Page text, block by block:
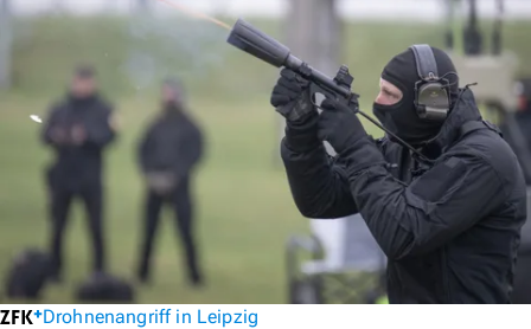
Drohnenangriff in Leipzig